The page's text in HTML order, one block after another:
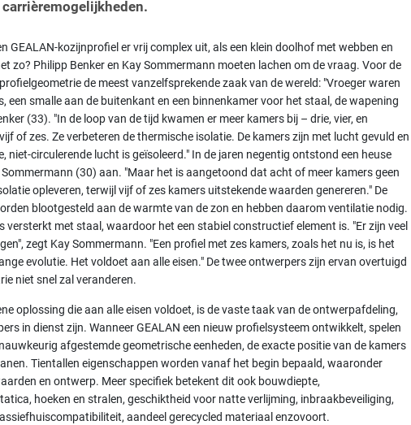
GEALAN-kozijnprofiel er vrij complex uit, als een klein doolhof met webben en
zo? Philipp Benker en Kay Sommermann moeten lachen om de vraag. Voor de
de meest vanzelfsprekende zaak van de wereld: "Vroeger waren
een smalle aan de buitenkant en een binnenkamer voor het staal, de wapening
(33). "In de loop van de tijd kwamen er meer kamers bij – drie, vier, en
of zes. Ze verbeteren de thermische isolatie. De kamers zijn met lucht gevuld en
niet-circulerende lucht is geïsoleerd." In de jaren negentig ontstond een heuse
(30) aan. "Maar het is aangetoond dat acht of meer kamers geen
opleveren, terwijl vijf of zes kamers uitstekende waarden genereren." De
blootgesteld aan de warmte van de zon en hebben daarom ventilatie nodig.
versterkt met staal, waardoor het een stabiel constructief element is. "Er zijn veel
zegt Kay Sommermann. "Een profiel met zes kamers, zoals het nu is, is het
evolutie. Het voldoet aan alle eisen." De twee ontwerpers zijn ervan overtuigd
niet snel zal veranderen.
oplossing die aan alle eisen voldoet, is de vaste taak van de ontwerpafdeling,
in dienst zijn. Wanneer GEALAN een nieuw profielsysteem ontwikkelt, spelen
afgestemde geometrische eenheden, de exacte positie van de kamers
Tientallen eigenschappen worden vanaf het begin bepaald, waaronder
en ontwerp. Meer specifiek betekent dit ook bouwdiepte,
hoeken en stralen, geschiktheid voor natte verlijming, inbraakbeveiliging,
aandeel gerecycled materiaal enzovoort.